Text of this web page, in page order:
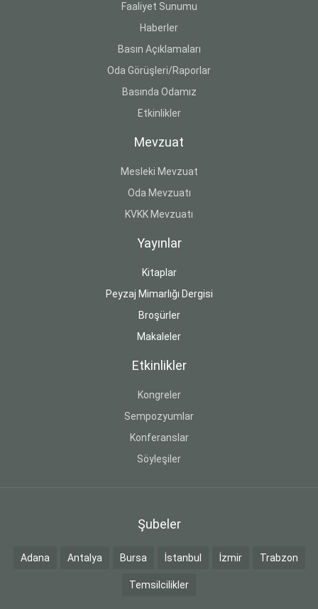
Faaliyet Sunumu
Haberler
Basın Açıklamaları
Oda Görüşleri/Raporlar
Basında Odamız
Etkinlikler
Mevzuat
Mesleki Mevzuat
Oda Mevzuatı
KVKK Mevzuatı
Yayınlar
Kitaplar
Peyzaj Mimarlığı Dergisi
Broşürler
Makaleler
Etkinlikler
Kongreler
Sempozyumlar
Konferanslar
Söyleşiler
Şubeler
Adana Antalya Bursa İstanbul İzmir Trabzon
Temsilcilikler